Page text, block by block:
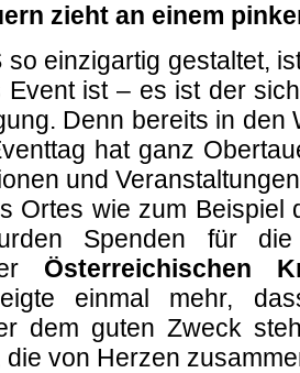
zieht an einem
so einzigartig gestaltet,
Event ist – es ist der
Denn bereits in den
hat ganz
und
Ortes wie zum Beispiel
Spenden für
Österreichischen
einmal mehr,
dem guten Zweck
die von Herzen